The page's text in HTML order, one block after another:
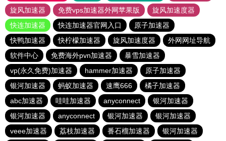
旋风加速器
免费vps加速器外网苹果版
旋风加速度器
快连加速器
快连加速器官网入口
原子加速器
快鸭加速器
快柠檬加速器 旋风加速度器
外网网址导航
软件中心
免费海外pvn加速器
暴雪加速器
vp(永久免费)加速器
hammer加速器
原子加速器
银河加速器
蚂蚁加速器 速鹰666
橘子加速器
abc加速器
哇哇加速器 anyconnect
银河加速器
银河加速器
anyconnect 银河加速器
银河加速器
veee加速器
荔枝加速器 番石榴加速器 银河加速器